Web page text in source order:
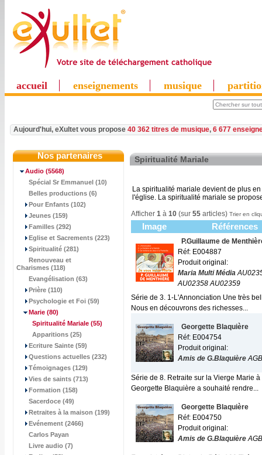
accueil enseignements musique
Aujourd'hui, eXultet vous propose 40 362 titres de musique, 6 677
Nos partenaires
Audio (5568)
Spécial Sr Emmanuel (10)
Belles productions (6)
Pour Enfants (102)
Jeunes (159)
Familles (292)
Eglise et Sacrements (223)
Spiritualité (281)
Renouveau et
Charismes (118)
Evangélisation (63)
Prière (110)
Psychologie et Foi (59)
Marie (80)
Spiritualité Mariale (55)
Apparitions (25)
Ecriture Sainte (59)
Questions actuelles (232)
Témoignages (129)
Vies de saints (713)
Formation (158)
Sacerdoce (49)
Retraites à la maison (199)
Evénement (2466)
Carlos Payan
Livre audio (7)
Spiritualité Mariale
La spiritualité mariale devient de plus
l'église. La spiritualité mariale se
Afficher 1 à 10 (sur 55 articles) Trier en
Image Références
P.Guillaume de
Réf: E004887
Produit original:
Maria Multi Média
AU02358 AU02359
Série de 3. 1-L'Annonciation Une très
Nous en découvrons des richesses...
Georgette Blaquière
Réf: E004754
Produit original:
Amis de G.BlaquièreAGB
Série de 8. Retraite sur la Vierge Marie
Georgette Blaquière a souhaité rendre...
Georgette Blaquière
Réf: E004750
Produit original:
Amis de G.BlaquièreAGB